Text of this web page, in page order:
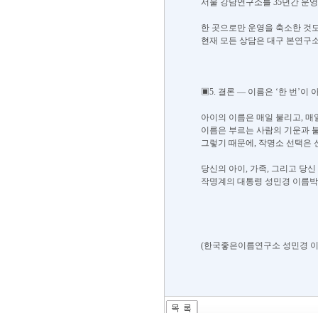
서울 강남연구소를 35년간 운
한 곳으로만 운영을 축소한 것
현재 모든 상담은 대구 본연구
▣5. 결론 — 이름은 ‘한 번’이
아이의 이름은 매일 불리고, 매
이름은 부르는 사람의 기운과
그렇기 때문에, 작명소 선택은
당신의 아이, 가족, 그리고 당
작명계의 대통령 성민경 이름
(한국좋은이름연구소 성민경